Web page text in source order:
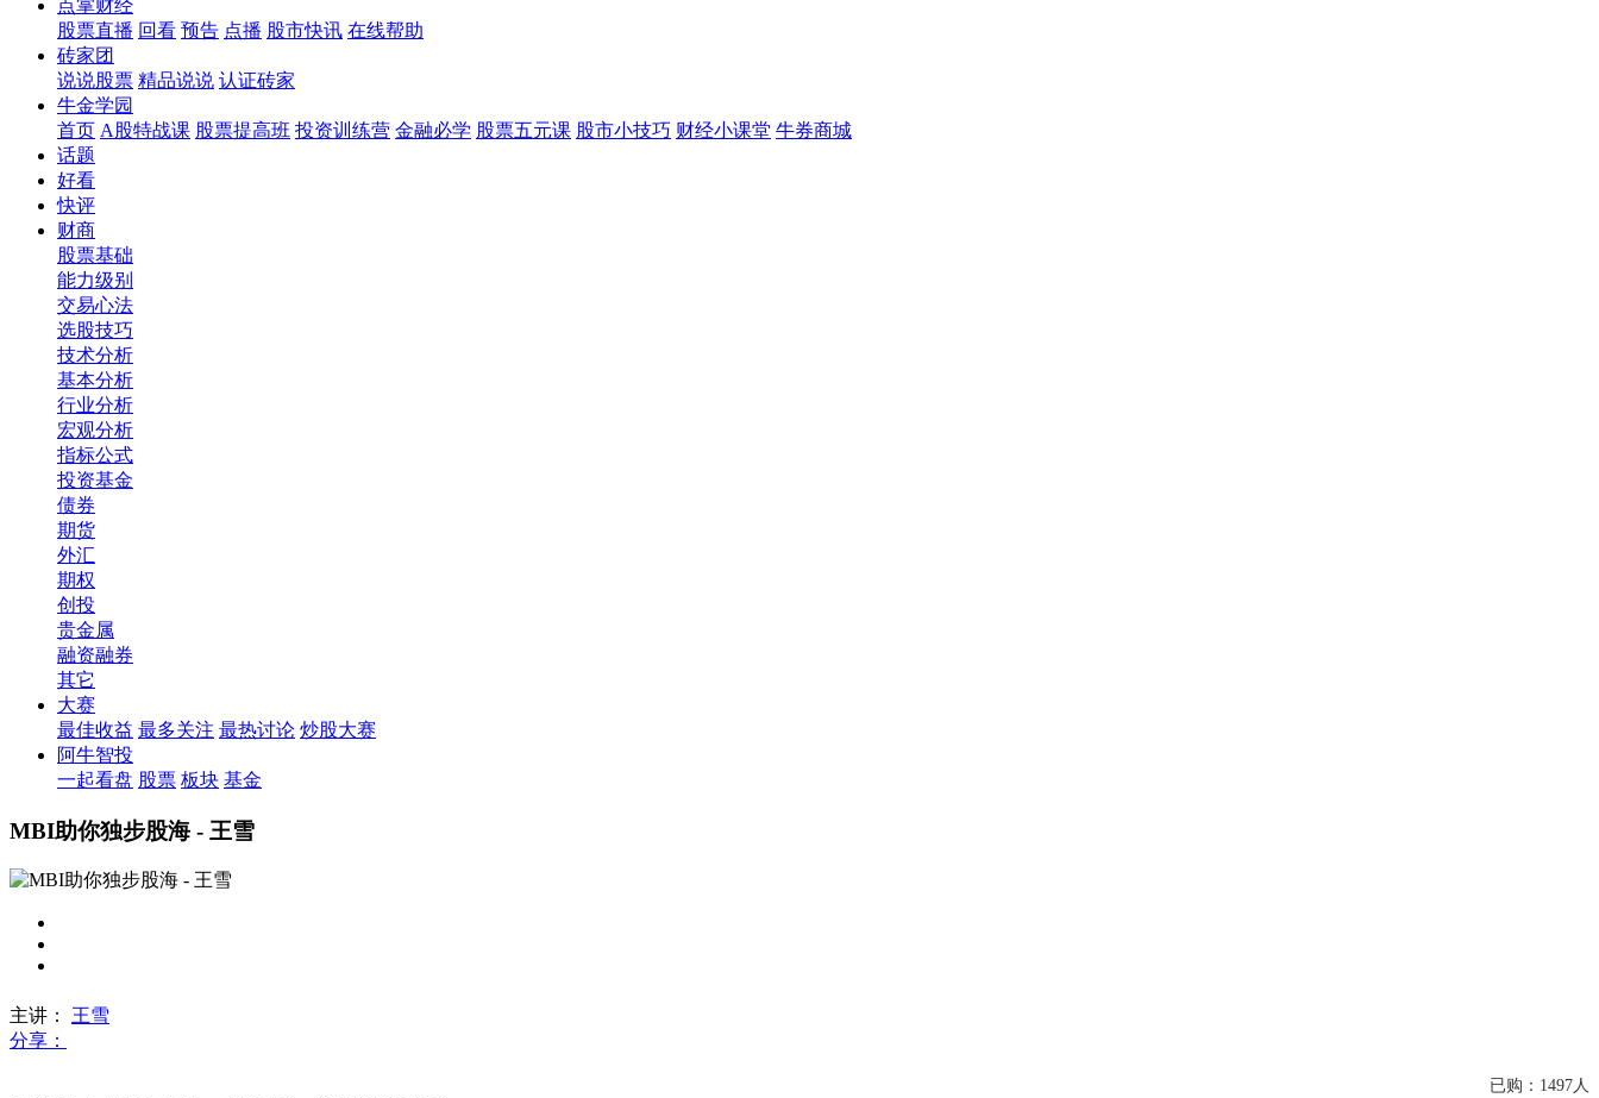
点掌财经
股票直播 回看 预告 点播 股市快讯 在线帮助
砖家团
说说股票 精品说说 认证砖家
牛金学园
首页 A股特战课 股票提高班 投资训练营 金融必学 股票五元课 股市小技巧 财经小课堂 牛券商城
话题
好看
快评
财商
股票基础
能力级别
交易心法
选股技巧
技术分析
基本分析
行业分析
宏观分析
指标公式
投资基金
债券
期货
外汇
期权
创投
贵金属
融资融券
其它
大赛
最佳收益 最多关注 最热讨论 炒股大赛
阿牛智投
一起看盘 股票 板块 基金
MBI助你独步股海 - 王雪
主讲：
王雪
分享：
已购：1497人